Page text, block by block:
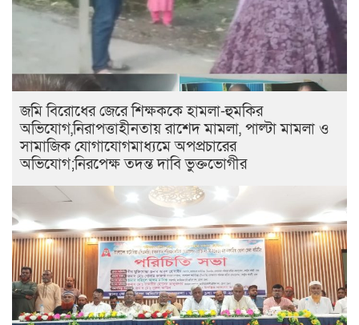
জমি বিরোধের জেরে শিক্ষককে হামলা-হুমকির
অভিযোগ,নিরাপত্তাহীনতায় রাশেদ মামলা, পাল্টা মামলা ও
সামাজিক যোগাযোগমাধ্যমে অপপ্রচারের
অভিযোগ;নিরপেক্ষ তদন্ত দাবি ভুক্তভোগীর